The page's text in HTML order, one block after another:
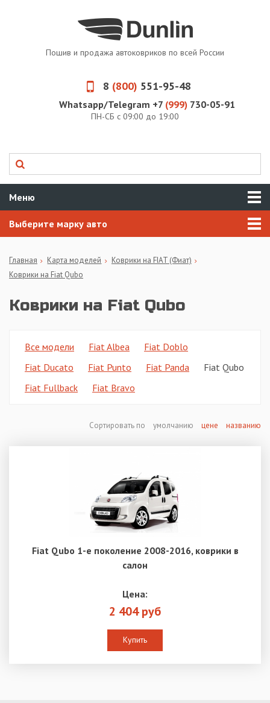
Пошив и продажа автоковриков по всей России
8 (800) 551-95-48
Whatsapp/Telegram +7 (999) 730-05-91
ПН-СБ с 09:00 до 19:00
Меню
Выберите марку авто
Главная Карта моделей
Коврики на FIAT (Фиат)
Коврики на Fiat Qubo
Коврики на Fiat Qubo
Все модели Fiat Albea
Fiat Doblo
Fiat Ducato
Fiat Punto Fiat Panda
Fiat Qubo
Fiat Fullback
Fiat Bravo
Сортировать по умолчанию цене названию
Fiat Qubo 1-е поколение 2008-2016, коврики в
салон
Цена:
2 404 руб
Купить